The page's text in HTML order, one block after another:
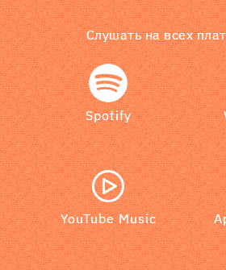
Слушать на всех
Spotify
YouTube Music